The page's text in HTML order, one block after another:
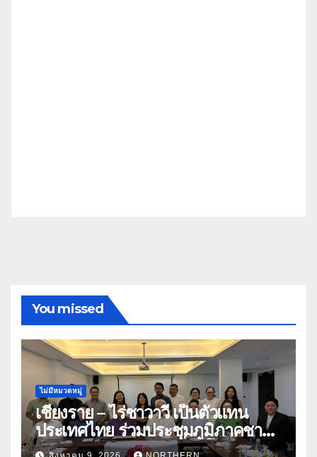
You missed
ไม่มีหมวดหมู่
เชียงราย – ไร่ชาวาวี เป็นตัวแทน
ประเทศไทย ร่วมประชุมภูมิภาคชา
อาเซียน ATO 2026 ที่อินโดนีเซีย